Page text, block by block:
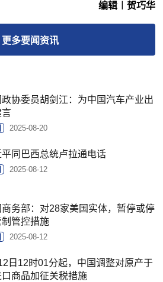
编辑︱贺巧华
更多要闻资讯
政协委员胡剑江：为中国汽车产业出
言
2025-08-20
平同巴西总统卢拉通电话
2025-08-12
商务部：对28家美国实体，暂停或停
制管控措施
2025-08-12
日12时01分起，中国调整对原产于
口商品加征关税措施